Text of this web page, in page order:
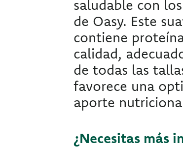
saludable con
de Oasy. Este
contiene
calidad,
de todas las
favorece una
aporte
¿Necesitas más